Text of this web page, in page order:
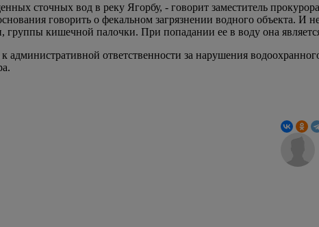
сточных вод в реку Ягорбу, - говорит заместитель
говорить о фекальном загрязнении водного объекта. И
группы кишечной палочки. При попадании ее в воду она
административной ответственности за нарушения